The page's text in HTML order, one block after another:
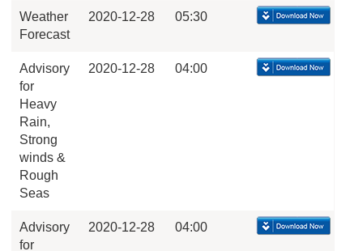
Weather
Forecast
2020-12-28 05:30
Advisory
for
Heavy
Rain,
Strong
winds &
Rough
Seas
2020-12-28 04:00
Advisory
for
2020-12-28 04:00